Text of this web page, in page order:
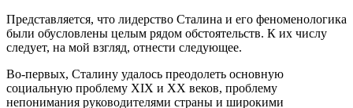
Представляется, что лидерство Сталина и его феноменологика
были обусловлены целым рядом обстоятельств. К их числу
следует, на мой взгляд, отнести следующее.
Во-первых, Сталину удалось преодолеть основную
социальную проблему XIX и XX веков, проблему
непонимания руководителями страны и широкими